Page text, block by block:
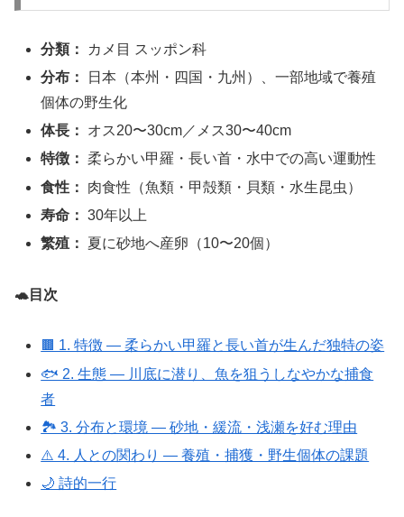
分類：
カメ目 スッポン科
分布：
日本（本州・四国・九州）、一部地域で養殖
個体の野生化
体長：
オス20〜30cm／メス30〜40cm
特徴： 柔らかい甲羅・長い首・水中での高い運動性
食性：
肉食性（魚類・甲殻類・貝類・水生昆虫）
寿命： 30年以上
繁殖：
夏に砂地へ産卵（10〜20個）
🐢目次
🟫 1. 特徴 ― 柔らかい甲羅と長い首が生んだ独特の姿
🐟 2. 生態 ― 川底に潜り、魚を狙うしなやかな捕食
者
🏞 3. 分布と環境 ― 砂地・緩流・浅瀬を好む理由
⚠️ 4. 人との関わり ― 養殖・捕獲・野生個体の課題
🌙 詩的一行